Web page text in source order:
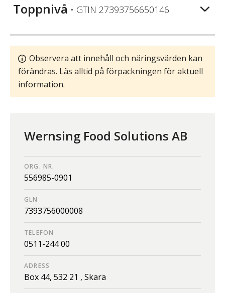
Toppnivå • GTIN 27393756650146
Observera att innehåll och näringsvärden kan
förändras. Läs alltid på förpackningen för aktuell
information.
Wernsing Food Solutions AB
ORG. NR.
556985-0901
GLN
7393756000008
TELEFON
0511-244 00
ADRESS
Box 44, 532 21 , Skara